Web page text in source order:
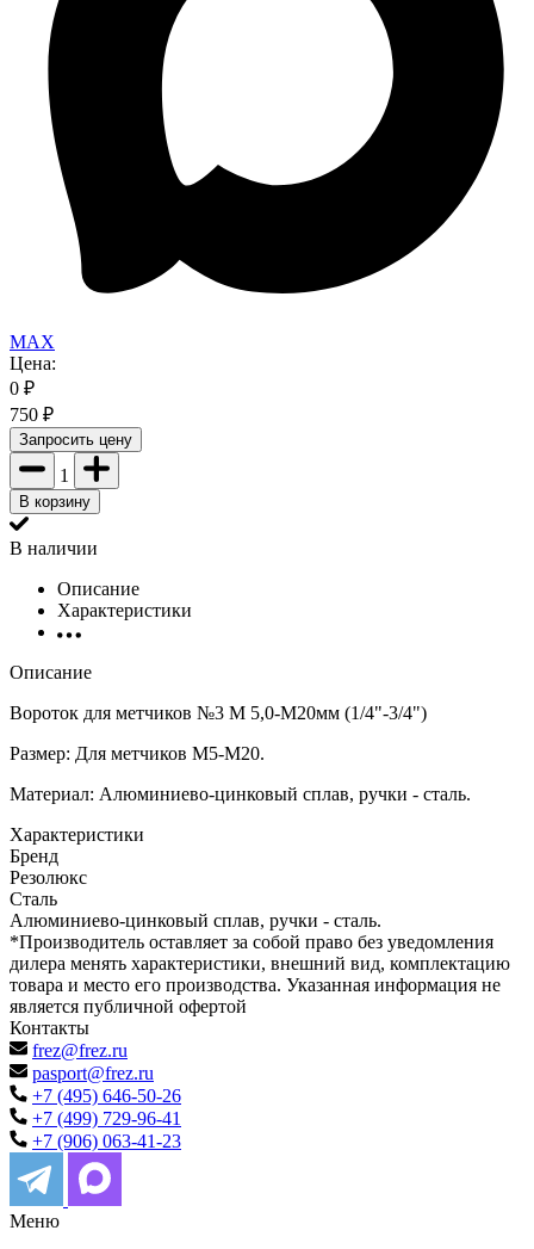
MAX
Цена:
0 ₽
750 ₽
Запросить цену
1
В корзину
В наличии
Описание
Характеристики
Описание
Вороток для метчиков №3 М 5,0-М20мм (1/4"-3/4")
Размер: Для метчиков М5-М20.
Материал: Алюминиево-цинковый сплав, ручки - сталь.
Характеристики
Бренд
Резолюкс
Сталь
Алюминиево-цинковый сплав, ручки - сталь.
*Производитель оставляет за собой право без уведомления
дилера менять характеристики, внешний вид, комплектацию
товара и место его производства. Указанная информация не
является публичной офертой
Контакты
frez@frez.ru
pasport@frez.ru
+7 (495) 646-50-26
+7 (499) 729-96-41
+7 (906) 063-41-23
Меню